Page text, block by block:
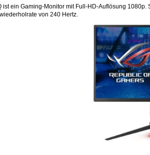
ist ein Gaming-Monitor mit Full-HD-Auflösung
von 240 Hertz.